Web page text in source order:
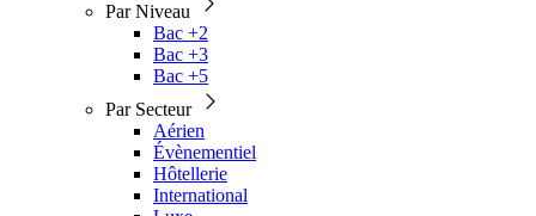
Par Niveau
Bac +2
Bac +3
Bac +5
Par Secteur
Aérien
Évènementiel
Hôtellerie
International